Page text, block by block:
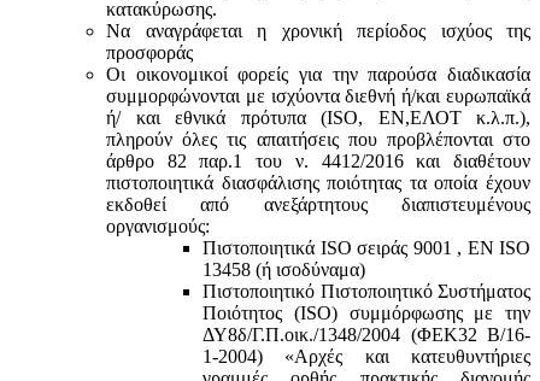
κατακύρωσης.
Να αναγράφεται η χρονική περίοδος ισχύος της
προσφοράς
Οι οικονομικοί φορείς για την παρούσα διαδικασία
συμμορφώνονται με ισχύοντα διεθνή ή/και ευρωπαϊκά
ή/ και εθνικά πρότυπα (ISO, ΕΝ,ΕΛΟΤ κ.λ.π.),
πληρούν όλες τις απαιτήσεις που προβλέπονται στο
άρθρο 82 παρ.1 του ν. 4412/2016 και διαθέτουν
πιστοποιητικά διασφάλισης ποιότητας τα οποία έχουν
εκδοθεί από ανεξάρτητους διαπιστευμένους
οργανισμούς:
Πιστοποιητικά ISO σειράς 9001 , ΕΝ ISO
13458 (ή ισοδύναμα)
Πιστοποιητικό Πιστοποιητικό Συστήματος
Ποιότητος (ISO) συμμόρφωσης με την
ΔΥ8δ/Γ.Π.οικ./1348/2004 (ΦΕΚ32 Β/16-
1-2004) «Αρχές και κατευθυντήριες